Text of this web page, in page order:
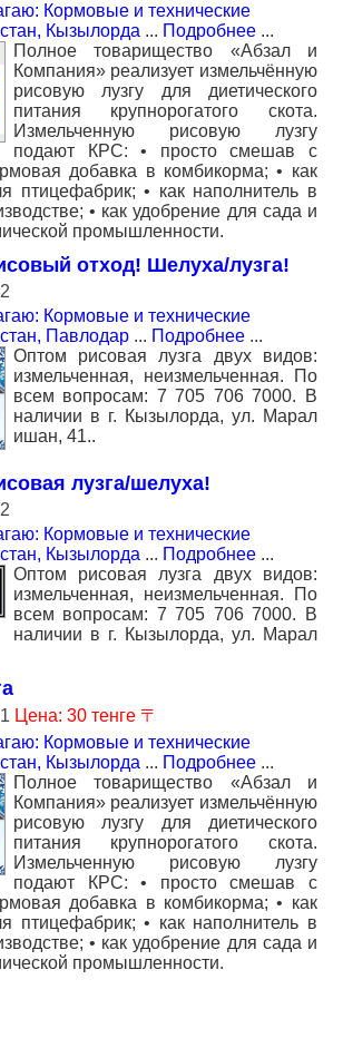
Кормовые и технические
Кызылорда ... Подробнее ...
Полное товарищество «Абзал и
Компания» реализует измельчённую
рисовую лузгу для диетического
питания крупнорогатого скота.
Измельченную рисовую лузгу
подают КРС: • просто смешав с
добавка в комбикорма; • как
птицефабрик; • как наполнитель в
• как удобрение для сада и
промышленности.
отход! Шелуха/лузга!
Кормовые и технические
Павлодар ... Подробнее ...
Оптом рисовая лузга двух видов:
измельченная, неизмельченная. По
всем вопросам: 7 705 706 7000. В
наличии в г. Кызылорда, ул. Марал
ишан, 41..
лузга/шелуха!
Кормовые и технические
Кызылорда ... Подробнее ...
Оптом рисовая лузга двух видов:
измельченная, неизмельченная. По
всем вопросам: 7 705 706 7000. В
наличии в г. Кызылорда, ул. Марал
Цена: 30 тенге 〒
Кормовые и технические
Кызылорда ... Подробнее ...
Полное товарищество «Абзал и
Компания» реализует измельчённую
рисовую лузгу для диетического
питания крупнорогатого скота.
Измельченную рисовую лузгу
подают КРС: • просто смешав с
добавка в комбикорма; • как
птицефабрик; • как наполнитель в
• как удобрение для сада и
промышленности.